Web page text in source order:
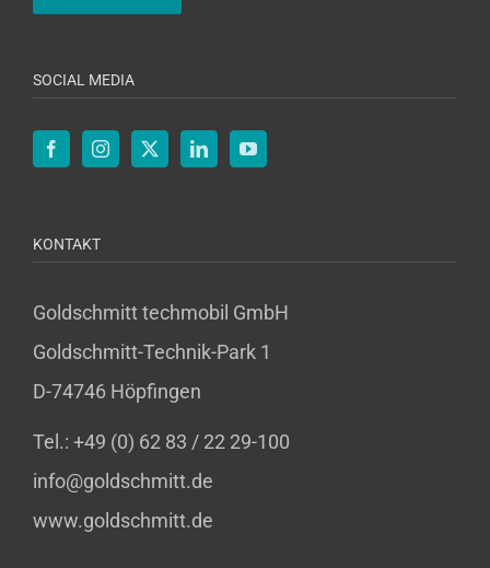
SOCIAL MEDIA
KONTAKT
Goldschmitt techmobil GmbH
Goldschmitt-Technik-Park 1
D-74746 Höpfingen
Tel.: +49 (0) 62 83 / 22 29-100
info@goldschmitt.de
www.goldschmitt.de